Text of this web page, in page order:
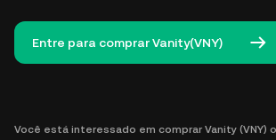
Entre para comprar Vanity(VNY)
Você está interessado em comprar Vanity (VNY)